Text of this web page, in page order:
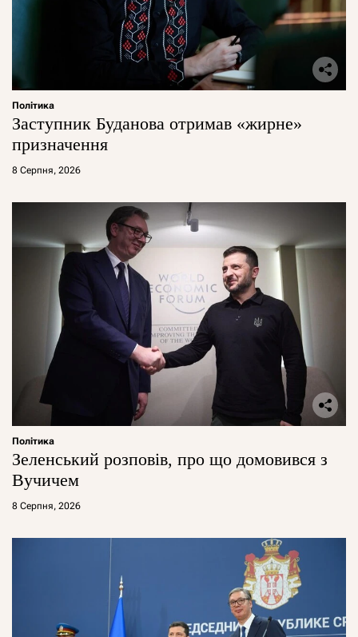
Політика
Заступник Буданова отримав «жирне»
призначення
8 Серпня, 2026
Політика
Зеленський розповів, про що домовився з
Вучичем
8 Серпня, 2026